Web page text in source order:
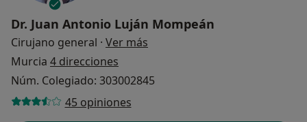
Dr. Juan Antonio Luján Mompeán
Cirujano general · Ver más
Murcia 4 direcciones
Núm. Colegiado: 303002845
45 opiniones